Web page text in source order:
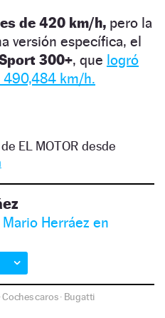
de 420 km/h, pero la
versión específica, el
300+, que logró
490,484 km/h.
EL MOTOR desde
Herráez en
·Coches caros· Bugatti